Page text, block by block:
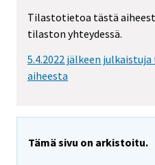
Tilastotietoa tästä
tilaston yhteydessä.
5.4.2022 jälkeen
aiheesta
Tämä sivu on arkistoitu.